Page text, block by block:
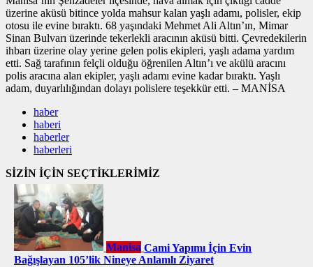
üzerine aküsü bitince yolda mahsur kalan yaşlı adamı, polisler, ekip
otosu ile evine bıraktı. 68 yaşındaki Mehmet Ali Altın’ın, Mimar
Sinan Bulvarı üzerinde tekerlekli aracının aküsü bitti. Çevredekilerin
ihbarı üzerine olay yerine gelen polis ekipleri, yaşlı adama yardım
etti. Sağ tarafının felçli olduğu öğrenilen Altın’ı ve akülü aracını
polis aracına alan ekipler, yaşlı adamı evine kadar bıraktı. Yaşlı
adam, duyarlılığından dolayı polislere teşekkür etti. – MANİSA
haber
haberi
haberler
haberleri
SİZİN İÇİN SEÇTİKLERİMİZ
Manisa Cami Yapımı İçin Evin
Bağışlayan 105’lik Nineye Anlamlı Ziyaret